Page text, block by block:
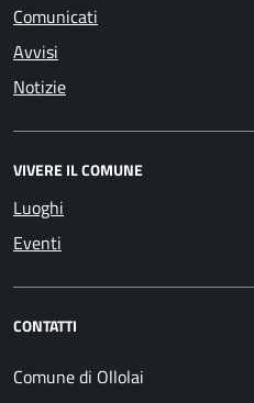
Comunicati
Avvisi
Notizie
VIVERE IL COMUNE
Luoghi
Eventi
CONTATTI
Comune di Ollolai